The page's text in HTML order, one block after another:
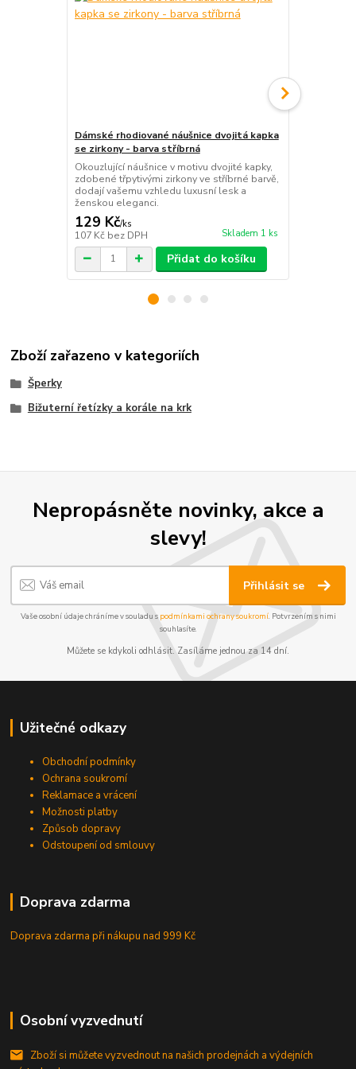
Dámské rhodiované náušnice dvojitá kapka
se zirkony - barva stříbrná
Okouzlující náušnice v motivu dvojité kapky,
zdobené třpytivými zirkony ve stříbrné barvě,
dodají vašemu vzhledu luxusní lesk a
ženskou eleganci.
129 Kč/ks
107 Kč bez DPH Skladem 1 ks
Přidat do košíku
Zboží zařazeno v kategoriích
Šperky
Bižuterní řetízky a korále na krk
Nepropásněte novinky, akce a
slevy!
Přihlásit se
Vaše osobní údaje chráníme v souladu s podmínkami ochrany soukromí. Potvrzením s nimi
souhlasíte.
Můžete se kdykoli odhlásit. Zasíláme jednou za 14 dní.
Užitečné odkazy
Obchodní podmínky
Ochrana soukromí
Reklamace a vrácení
Možnosti platby
Způsob dopravy
Odstoupení od smlouvy
Doprava zdarma
Doprava zdarma při nákupunad 999 Kč
Osobní vyzvednutí
Zboží si můžete vyzvednout na našich prodejnách a výdejních